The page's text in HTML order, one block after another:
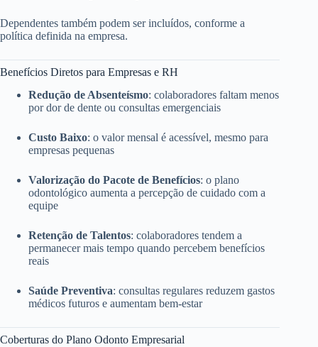
Dependentes também podem ser incluídos, conforme a
política definida na empresa.
Benefícios Diretos para Empresas e RH
Redução de Absenteísmo: colaboradores faltam menos
por dor de dente ou consultas emergenciais
Custo Baixo: o valor mensal é acessível, mesmo para
empresas pequenas
Valorização do Pacote de Benefícios: o plano
odontológico aumenta a percepção de cuidado com a
equipe
Retenção de Talentos: colaboradores tendem a
permanecer mais tempo quando percebem benefícios
reais
Saúde Preventiva: consultas regulares reduzem gastos
médicos futuros e aumentam bem-estar
Coberturas do Plano Odonto Empresarial